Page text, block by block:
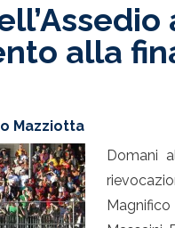
alla
Mazziotta
Domani